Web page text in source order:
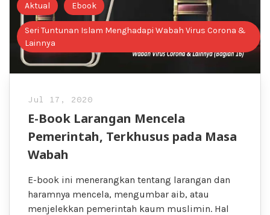
Aktual Ebook
Seri Tuntunan Islam Menghadapi Wabah Virus Corona &
Lainnya
Jul 17, 2020
E-Book Larangan Mencela
Pemerintah, Terkhusus pada Masa
Wabah
E-book ini menerangkan tentang larangan dan
haramnya mencela, mengumbar aib, atau
menjelekkan pemerintah kaum muslimin. Hal